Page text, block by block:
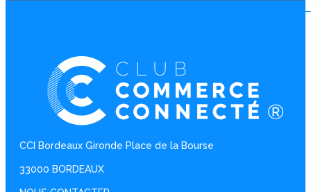
CCI Bordeaux Gironde Place de la Bourse
33000 BORDEAUX